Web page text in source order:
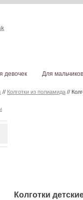
девочек Для мальчиков
// Колготки из полиамида //
Колготки